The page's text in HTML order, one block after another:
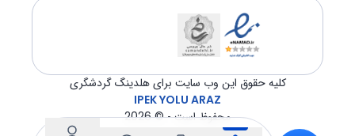
GÜNEY MAH. GAZİLER CAD. No:292 Tempo iş merkezi Kat:5 İç
کلیه حقوق این وب سایت برای هلدینگ گردشگری
IPEK YOLU ARAZ
محفوظ است - ©2026